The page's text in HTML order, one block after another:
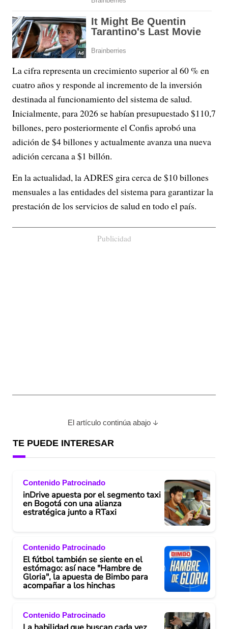
La cifra representa un crecimiento superior al 60 % en
cuatro años y responde al incremento de la inversión
destinada al funcionamiento del sistema de salud.
Inicialmente, para 2026 se habían presupuestado $110,7
billones, pero posteriormente el Confis aprobó una
adición de $4 billones y actualmente avanza una nueva
adición cercana a $1 billón.
En la actualidad, la ADRES gira cerca de $10 billones
mensuales a las entidades del sistema para garantizar la
prestación de los servicios de salud en todo el país.
Publicidad
El artículo continúa abajo
TE PUEDE INTERESAR
Contenido Patrocinado
inDrive apuesta por el segmento taxi
en Bogotá con una alianza
estratégica junto a RTaxi
Contenido Patrocinado
El fútbol también se siente en el
estómago: así nace "Hambre de
Gloria", la apuesta de Bimbo para
acompañar a los hinchas
Contenido Patrocinado